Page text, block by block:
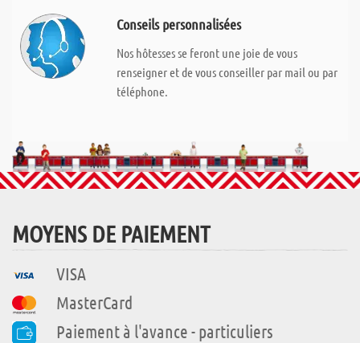
Conseils personnalisées
Nos hôtesses se feront une joie de vous
renseigner et de vous conseiller par mail ou par
téléphone.
MOYENS DE PAIEMENT
VISA
MasterCard
Paiement à l'avance - particuliers